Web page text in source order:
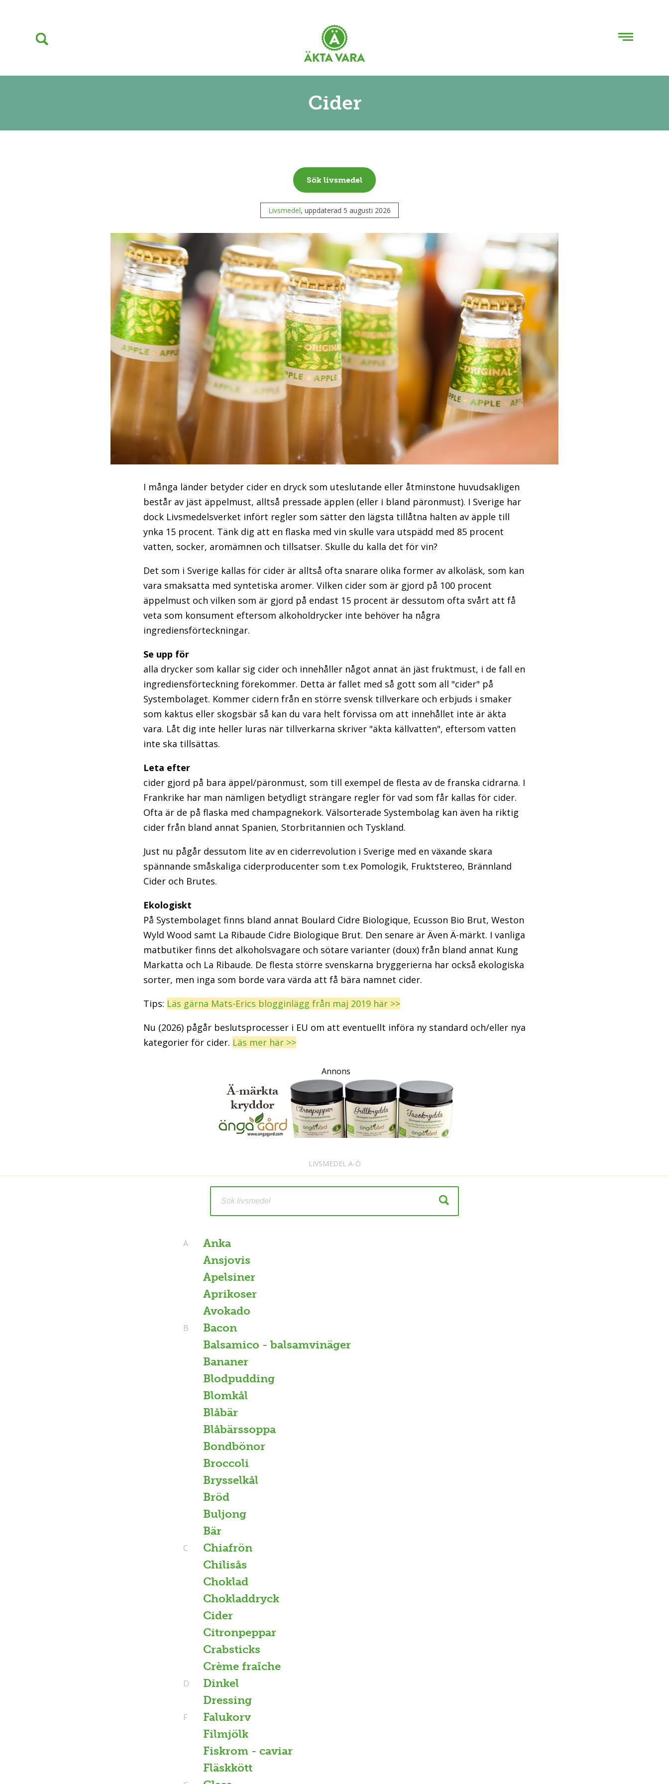
Cider
Sök livsmedel
Livsmedel, uppdaterad 5 augusti 2026
I många länder betyder cider en dryck som uteslutande eller åtminstone huvudsakligen
består av jäst äppelmust, alltså pressade äpplen (eller i bland päronmust). I Sverige har
dock Livsmedelsverket infört regler som sätter den lägsta tillåtna halten av äpple till
ynka 15 procent. Tänk dig att en flaska med vin skulle vara utspädd med 85 procent
vatten, socker, aromämnen och tillsatser. Skulle du kalla det för vin?
Det som i Sverige kallas för cider är alltså ofta snarare olika former av alkoläsk, som kan
vara smaksatta med syntetiska aromer. Vilken cider som är gjord på 100 procent
äppelmust och vilken som är gjord på endast 15 procent är dessutom ofta svårt att få
veta som konsument eftersom alkoholdrycker inte behöver ha några
ingrediensförteckningar.
Se upp för
alla drycker som kallar sig cider och innehåller något annat än jäst fruktmust, i de fall en
ingrediensförteckning förekommer. Detta är fallet med så gott som all "cider" på
Systembolaget. Kommer cidern från en större svensk tillverkare och erbjuds i smaker
som kaktus eller skogsbär så kan du vara helt förvissa om att innehållet inte är äkta
vara. Låt dig inte heller luras när tillverkarna skriver "äkta källvatten", eftersom vatten
inte ska tillsättas.
Leta efter
cider gjord på bara äppel/päronmust, som till exempel de flesta av de franska cidrarna. I
Frankrike har man nämligen betydligt strängare regler för vad som får kallas för cider.
Ofta är de på flaska med champagnekork. Välsorterade Systembolag kan även ha riktig
cider från bland annat Spanien, Storbritannien och Tyskland.
Just nu pågår dessutom lite av en ciderrevolution i Sverige med en växande skara
spännande småskaliga ciderproducenter som t.ex Pomologik, Fruktstereo, Brännland
Cider och Brutes.
Ekologiskt
På Systembolaget finns bland annat Boulard Cidre Biologique, Ecusson Bio Brut, Weston
Wyld Wood samt La Ribaude Cidre Biologique Brut. Den senare är Även Ä-märkt. I vanliga
matbutiker finns det alkoholsvagare och sötare varianter (doux) från bland annat Kung
Markatta och La Ribaude. De flesta större svenskarna bryggerierna har också ekologiska
sorter, men inga som borde vara värda att få bära namnet cider.
Tips: Läs gärna Mats-Erics blogginlägg från maj 2019 här >>
Nu (2026) pågår beslutsprocesser i EU om att eventuellt införa ny standard och/eller nya
kategorier för cider. Läs mer här >>
Annons
LIVSMEDEL A-Ö
Anka
A
Ansjovis
Apelsiner
Aprikoser
Avokado
Bacon
B
Balsamico - balsamvinäger
Bananer
Blodpudding
Blomkål
Blåbär
Blåbärssoppa
Bondbönor
Broccoli
Brysselkål
Bröd
Buljong
Bär
Chiafrön
C
Chilisås
Choklad
Chokladdryck
Cider
Citronpeppar
Crabsticks
Crème fraîche
Dinkel
D
Dressing
Falukorv
F
Filmjölk
Fiskrom - caviar
Fläskkött